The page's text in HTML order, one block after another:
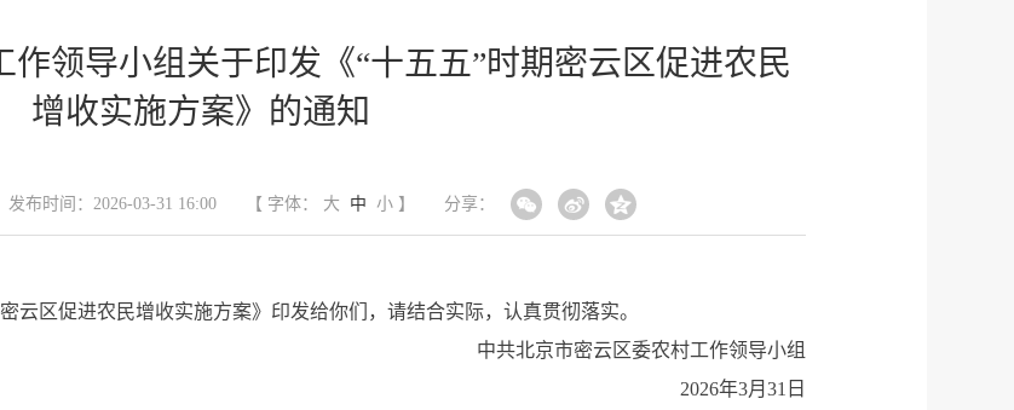
领导小组关于印发《“十五五”时期密云区促进农民
增收实施方案》的通知
发布时间：2026-03-31 16:00 【 字体： 大 中 小】 分享：
云区促进农民增收实施方案》印发给你们，请结合实际，认真贯彻落实。
中共北京市密云区委农村工作领导小组
2026年3月31日